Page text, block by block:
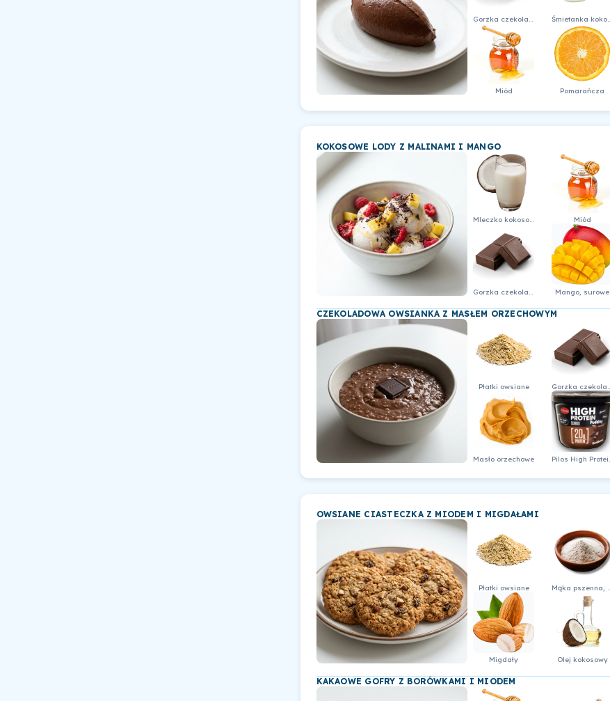
Miód Pomarańcza
KOKOSOWE LODY Z MALINAMI I MANGO
Miód
Mango, surowe
CZEKOLADOWA OWSIANKA Z MASŁEM ORZECHOWYM
Płatki owsiane
Masło orzechowe
OWSIANE CIASTECZKA Z MIODEM I MIGDAŁAMI
Płatki owsiane
Migdały Olej kokosowy
KAKAOWE GOFRY Z BORÓWKAMI I MIODEM